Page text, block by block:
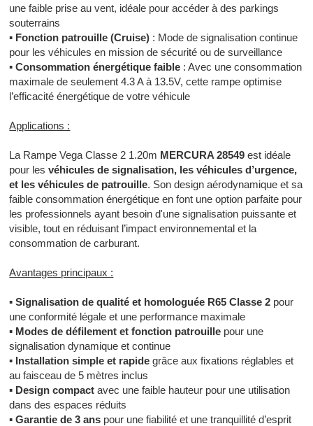
une faible prise au vent, idéale pour accéder à des parkings
souterrains
▪ Fonction patrouille (Cruise) : Mode de signalisation continue
pour les véhicules en mission de sécurité ou de surveillance
▪ Consommation énergétique faible : Avec une consommation
maximale de seulement 4.3 A à 13.5V, cette rampe optimise
l’efficacité énergétique de votre véhicule
Applications :
La Rampe Vega Classe 2 1.20m MERCURA 28549 est idéale
pour lesvéhicules de signalisation, les véhicules d’urgence,
et les véhicules de patrouille. Son design aérodynamique et sa
faible consommation énergétique en font une option parfaite pour
les professionnels ayant besoin d'une signalisation puissante et
visible, tout en réduisant l’impact environnemental et la
consommation de carburant.
Avantages principaux :
▪ Signalisation de qualité et homologuée R65 Classe 2 pour
une conformité légale et une performance maximale
▪ Modes de défilement et fonction patrouille pour une
signalisation dynamique et continue
▪ Installation simple et rapide grâce aux fixations réglables et
au faisceau de 5 mètres inclus
▪ Design compact avec une faible hauteur pour une utilisation
dans des espaces réduits
▪ Garantie de 3 ans pour une fiabilité et une tranquillité d’esprit